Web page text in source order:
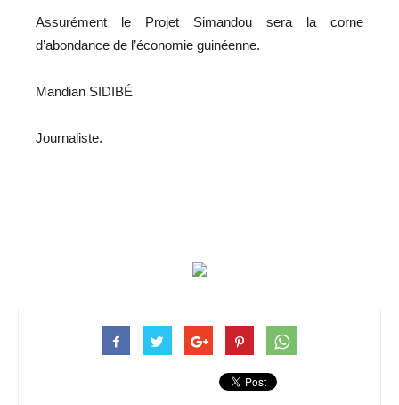
Assurément le Projet Simandou sera la corne
d’abondance de l’économie guinéenne.
Mandian SIDIBÉ
Journaliste.